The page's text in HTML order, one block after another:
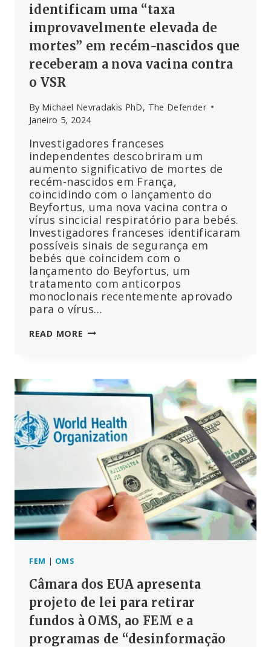
identificam uma “taxa
improvavelmente elevada de
mortes” em recém-nascidos que
receberam a nova vacina contra
o VSR
By Michael Nevradakis PhD, The Defender
Janeiro 5, 2024
Investigadores franceses
independentes descobriram um
aumento significativo de mortes de
recém-nascidos em França,
coincidindo com o lançamento do
Beyfortus, uma nova vacina contra o
vírus sincicial respiratório para bebés.
Investigadores franceses identificaram
possíveis sinais de segurança em
bebés que coincidem com o
lançamento do Beyfortus, um
tratamento com anticorpos
monoclonais recentemente aprovado
para o vírus…
READ MORE INVESTIGADORES
“TAXA
IMPROVAVELMENTE
DE
MORTES”
RECÉM-
NASCIDOS
QUE
RECEBERAM
A
NOVA
FEM | OMS
Câmara dos EUA apresenta
projeto de lei para retirar
fundos à OMS, ao FEM e a
programas de “desinformação